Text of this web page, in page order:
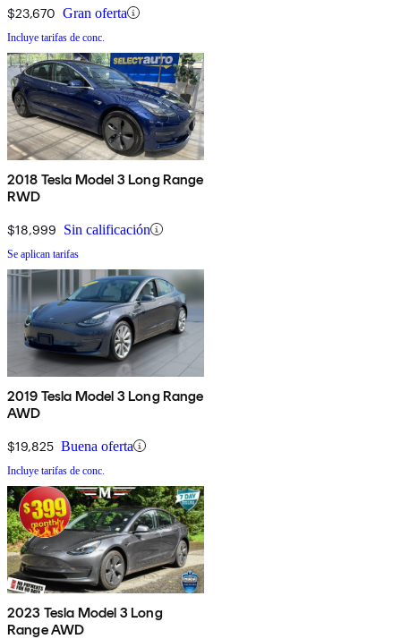
$23,670 Gran oferta
Incluye tarifas de conc.
2018 Tesla Model 3 Long Range
RWD
$18,999 Sin calificación
Se aplican tarifas
2019 Tesla Model 3 Long Range
AWD
$19,825 Buena oferta
Incluye tarifas de conc.
2023 Tesla Model 3 Long
Range AWD